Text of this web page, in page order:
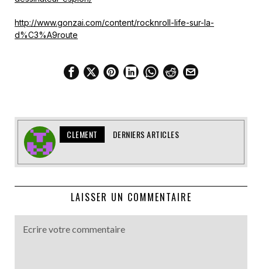
http://www.gonzai.com/content/rocknroll-life-sur-la-
d%C3%A9route
CLEMENT DERNIERS ARTICLES
LAISSER UN COMMENTAIRE